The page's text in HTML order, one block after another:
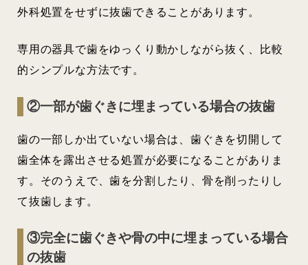
外科処置をせずに抜歯できることがあります。
専用の器具で歯をゆっくり動かしながら抜く、比較
的シンプルな方法です。
②一部が歯ぐきに埋まっている場合の抜歯
歯の一部しか出ていない場合は、歯ぐきを切開して
歯全体を露出させる処置が必要になることがありま
す。そのうえで、歯を分割したり、骨を削ったりし
て抜歯します。
③完全に歯ぐきや骨の中に埋まっている場合
の抜歯